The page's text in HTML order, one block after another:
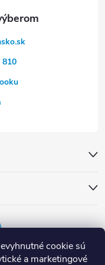
cookie sú
a marketingové
810